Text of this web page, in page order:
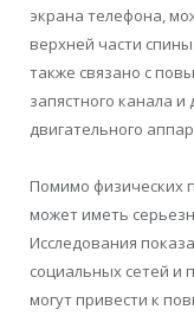
экрана телефона,
верхней части
также связано с
запястного канала
двигательного
Помимо физических
может иметь
Исследования
социальных сетей и
могут привести к